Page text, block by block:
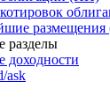
&
(ИИ)
размещения